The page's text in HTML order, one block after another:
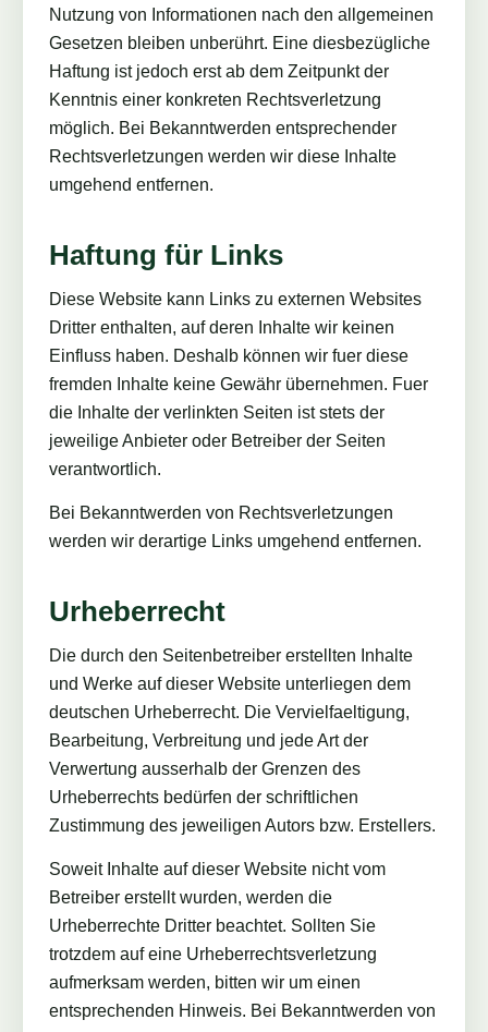
Nutzung von Informationen nach den allgemeinen
Gesetzen bleiben unberührt. Eine diesbezügliche
Haftung ist jedoch erst ab dem Zeitpunkt der
Kenntnis einer konkreten Rechtsverletzung
möglich. Bei Bekanntwerden entsprechender
Rechtsverletzungen werden wir diese Inhalte
umgehend entfernen.
Haftung für Links
Diese Website kann Links zu externen Websites
Dritter enthalten, auf deren Inhalte wir keinen
Einfluss haben. Deshalb können wir fuer diese
fremden Inhalte keine Gewähr übernehmen. Fuer
die Inhalte der verlinkten Seiten ist stets der
jeweilige Anbieter oder Betreiber der Seiten
verantwortlich.
Bei Bekanntwerden von Rechtsverletzungen
werden wir derartige Links umgehend entfernen.
Urheberrecht
Die durch den Seitenbetreiber erstellten Inhalte
und Werke auf dieser Website unterliegen dem
deutschen Urheberrecht. Die Vervielfaeltigung,
Bearbeitung, Verbreitung und jede Art der
Verwertung ausserhalb der Grenzen des
Urheberrechts bedürfen der schriftlichen
Zustimmung des jeweiligen Autors bzw. Erstellers.
Soweit Inhalte auf dieser Website nicht vom
Betreiber erstellt wurden, werden die
Urheberrechte Dritter beachtet. Sollten Sie
trotzdem auf eine Urheberrechtsverletzung
aufmerksam werden, bitten wir um einen
entsprechenden Hinweis. Bei Bekanntwerden von